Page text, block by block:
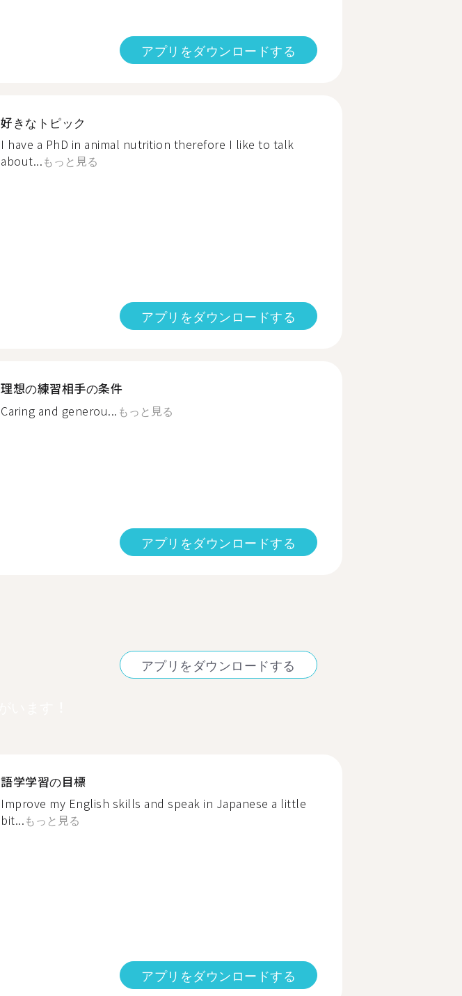
アプリをダウンロードする
好きなトピック
I have a PhD in animal nutrition therefore I like to talk
about...もっと見る
アプリをダウンロードする
理想の練習相手の条件
Caring and generou... もっと見る
アプリをダウンロードする
アプリをダウンロードする
語学学習の目標
Improve my English skills and speak in Japanese a little
bit...もっと見る
アプリをダウンロードする